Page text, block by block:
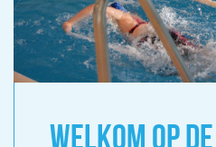
WELKOM OP